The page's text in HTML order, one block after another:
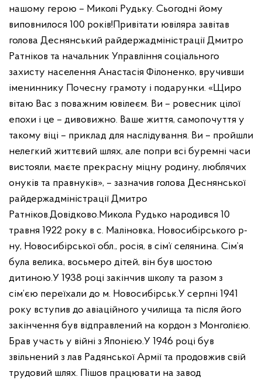
нашому герою – Миколі Рудьку. Сьогодні йому
виповнилося 100 років!Привітати ювіляра завітав
голова Деснянський райдержадміністрації Дмитро
Ратніков та начальник Управління соціального
захисту населення Анастасія Філоненко, вручивши
імениннику Почесну грамоту і подарунки. «Щиро
вітаю Вас з поважним ювілеєм. Ви – ровесник цілої
епохи і це – дивовижно. Ваше життя, самопочуття у
такому віці – приклад для наслідування. Ви – пройшли
нелегкий життєвий шлях, але попри всі буремні часи
вистояли, маєте прекрасну міцну родину, люблячих
онуків та правнуків», – зазначив голова Деснянської
райдержадміністрації Дмитро
Ратніков.Довідково.Микола Рудько народився 10
травня 1922 року в с. Маліновка, Новосибірського р-
ну, Новосибірської обл., росія, в сім’ї селянина. Сім’я
була велика, восьмеро дітей, він був шостою
дитиною.У 1938 році закінчив школу та разом з
сім’єю переїхали до м. Новосибірськ.У серпні 1941
року вступив до авіаційного училища та після його
закінчення був відправлений на кордон з Монголією.
Брав участь у війні з Японією.У 1946 році був
звільнений з лав Радянської Армії та продовжив свій
трудовий шлях. Пішов працювати на завод